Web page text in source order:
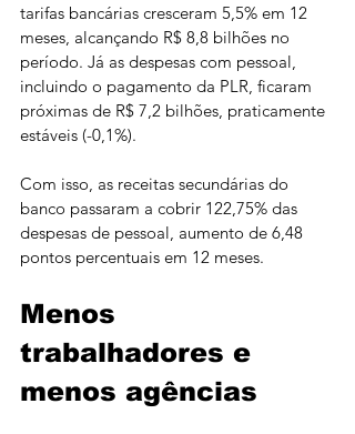
tarifas bancárias cresceram 5,5% em 12
meses, alcançando R$ 8,8 bilhões no
período. Já as despesas com pessoal,
incluindo o pagamento da PLR, ficaram
próximas de R$ 7,2 bilhões, praticamente
estáveis (-0,1%).
Com isso, as receitas secundárias do
banco passaram a cobrir 122,75% das
despesas de pessoal, aumento de 6,48
pontos percentuais em 12 meses.
Menos
trabalhadores e
menos agências